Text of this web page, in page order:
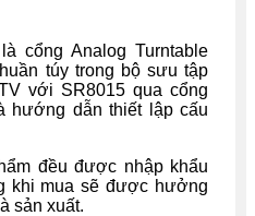
cổng Analog Turntable
túy trong bộ sưu tập
với SR8015 qua cổng
hướng dẫn thiết lập cấu
đều được nhập khẩu
khi mua sẽ được hưởng
sản xuất.